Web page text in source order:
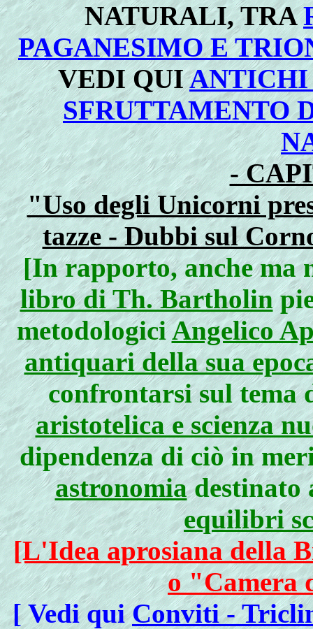
NATURALI, TRA
PAGANESIMO E
VEDI QUIANTICHI
SFRUTTAMENTO
-
"Uso degli Unicorni
tazze - Dubbi sul
[In rapporto, anche ma
libro di Th. Bartholin
metodologiciAngelico
antiquari della sua
confrontarsi sul tema
aristotelica e scienza
dipendenza di ciò in
astronomiadestinato
equilibri
[L'Idea aprosiana della
o "Camera
[ Vedi quiConviti -